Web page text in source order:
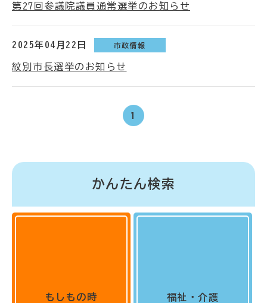
第27回参議院議員通常選挙のお知らせ
2025年04月22日 市政情報
紋別市長選挙のお知らせ
1
かんたん検索
もしもの時 福祉・介護